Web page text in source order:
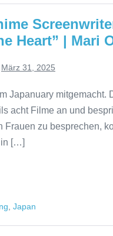
Heart” | Mari
März 31, 2025
Japanuary
acht Filme an und
Frauen zu besprechen,
in […]
Japan